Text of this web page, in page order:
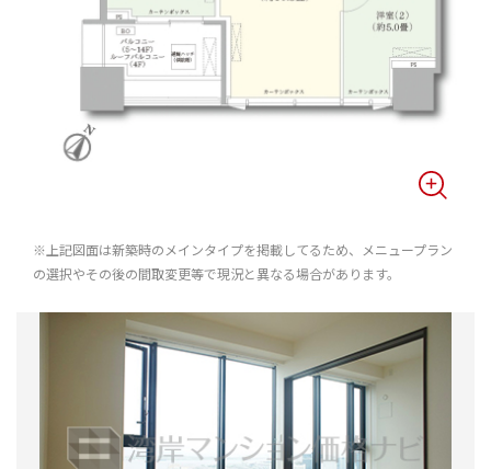
※上記図面は新築時のメインタイプを掲載してるため、メニュープラン
の選択やその後の間取変更等で現況と異なる場合があります。